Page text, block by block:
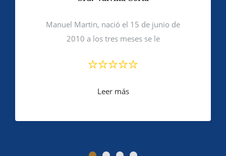
Manuel Martin, nació el 15 de junio de
2010 a los tres meses se le
Leer más